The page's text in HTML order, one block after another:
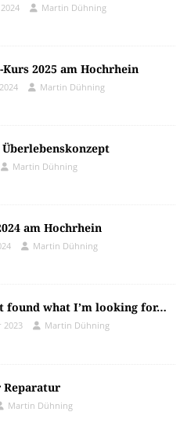
Martin Dühning
2025 am Hochrhein
Martin Dühning
Martin Dühning
am Hochrhein
Martin Dühning
found what I’m looking for…
2023 Martin Dühning
Reparatur
Martin Dühning